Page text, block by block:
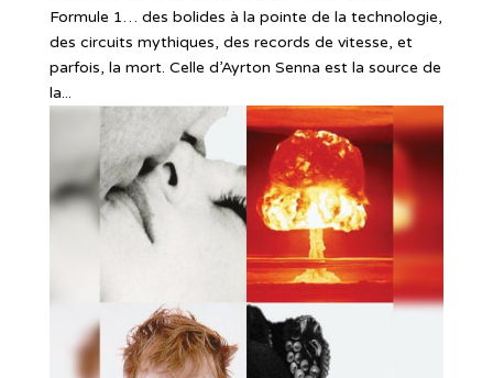
Formule 1… des bolides à la pointe de la technologie,
des circuits mythiques, des records de vitesse, et
parfois, la mort. Celle d’Ayrton Senna est la source de
la...